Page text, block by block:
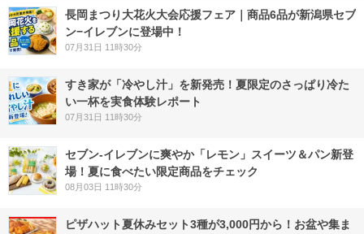
長岡まつり大花火大会応援フェア｜商品6品が新潟県セブ
ン−イレブンに登場中！
07月31日 11時30分
すき家が「冷やし汁」を新発売！夏限定のさっぱり冷た
い一杯を実食体験レポート
07月31日 11時30分
セブン‐イレブンに爽やか「レモン」スイーツ＆パン新登
場！夏に食べたい限定商品をチェック
08月03日 11時30分
ピザハット夏休みセット3種が3,000円から！お盆や集ま